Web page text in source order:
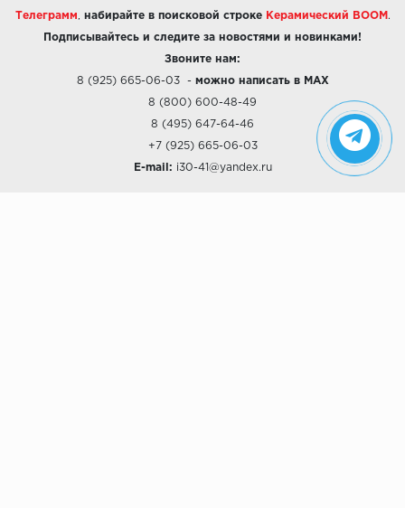
Телеграмм набирайте в поисковой строке Керамический BOOM .
Подписывайтесь и следите за новостями и новинками!
Звоните нам:
8 (925) 665-06-03- можно написать в MAX
8 (800) 600-48-49
8 (495) 647-64-46
+7 (925) 665-06-03
E-mail: i30-41@yandex.ru